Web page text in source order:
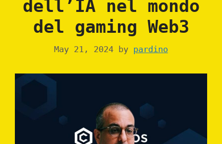
dell’IA nel mondo
del gaming Web3
May 21, 2024 by pardino